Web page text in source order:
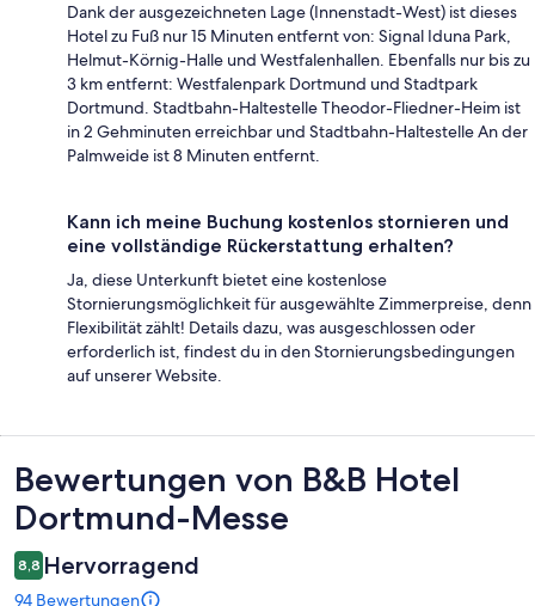
Dank der ausgezeichneten Lage (Innenstadt-West) ist dieses
Hotel zu Fuß nur 15 Minuten entfernt von: Signal Iduna Park,
Helmut-Körnig-Halle und Westfalenhallen. Ebenfalls nur bis zu
3 km entfernt: Westfalenpark Dortmund und Stadtpark
Dortmund. Stadtbahn-Haltestelle Theodor-Fliedner-Heim ist
in 2 Gehminuten erreichbar und Stadtbahn-Haltestelle An der
Palmweide ist 8 Minuten entfernt.
Kann ich meine Buchung kostenlos stornieren und
eine vollständige Rückerstattung erhalten?
Ja, diese Unterkunft bietet eine kostenlose
Stornierungsmöglichkeit für ausgewählte Zimmerpreise, denn
Flexibilität zählt! Details dazu, was ausgeschlossen oder
erforderlich ist, findest du in den Stornierungsbedingungen
auf unserer Website.
Bewertungen
Bewertungen von B&B Hotel
Dortmund-Messe
8,8 Hervorragend
94 Bewertungen